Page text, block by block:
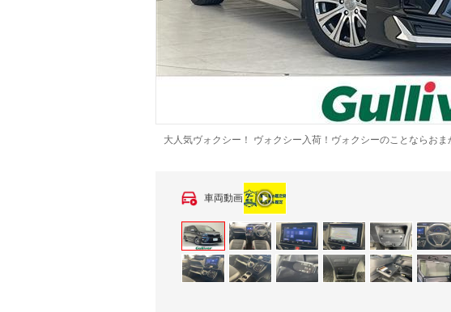
大人気ヴォクシー！ ヴォクシー入荷！ヴォクシーのことならおま
車両動画